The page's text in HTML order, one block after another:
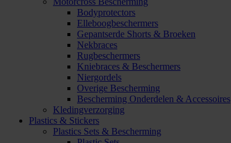
Bodyprotectors
Elleboogbeschermers
Gepantserde Shorts & Broeken
Nekbraces
Rugbeschermers
Kniebraces & Beschermers
Niergordels
Overige Bescherming
Bescherming Onderdelen & Accessoires
Kledingverzorging
Plastics & Stickers
Plastics Sets & Bescherming